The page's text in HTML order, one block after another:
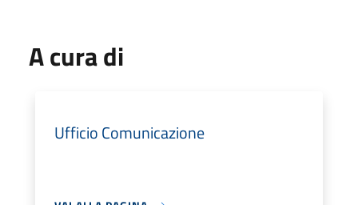
A cura di
Ufficio Comunicazione